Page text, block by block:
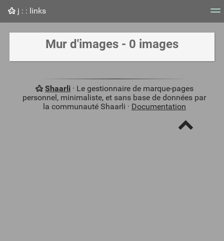
j : : links
Nuage de tags Mur d'images Quotidien Flux
Mur d'images - 0 images
Shaarli· Le gestionnaire de marque-pages
personnel, minimaliste, et sans base de données par
la communauté Shaarli · Documentation